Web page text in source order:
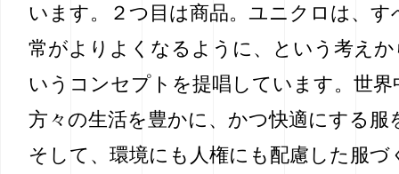
います。２つ目は商品。ユニクロは、す
常がよりよくなるように、という考えか
いうコンセプトを提唱しています。世
方々の生活を豊かに、かつ快適にする服
そして、環境にも人権にも配慮した服づ